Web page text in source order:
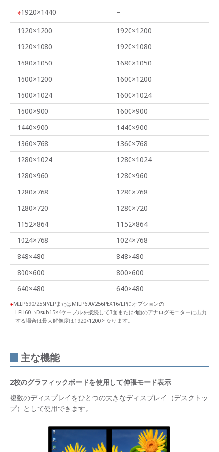
1920×1440
–
1920×1200
1920×1200
1920×1080
1920×1080
1680×1050
1680×1050
1600×1200
1600×1200
1600×1024
1600×1024
1600×900
1600×900
1440×900
1440×900
1360×768
1360×768
1280×1024
1280×1024
1280×960
1280×960
1280×768
1280×768
1280×720
1280×720
1152×864
1152×864
1024×768
1024×768
848×480
848×480
800×600
800×600
640×480
640×480
MILP690/256P/LPまたはMILP690/256PEX16/LPにオプションの
LFH60→Dsub15×4ケーブルを接続して3面または4面のアナログモニターに出力
する場合は最大解像度は1920×1200となります。
主な機能
2枚のグラフィックボードを使用して伸張モード表示
複数のディスプレイをひとつの大きなディスプレイ（デスクトッ
プ）として使用できます。